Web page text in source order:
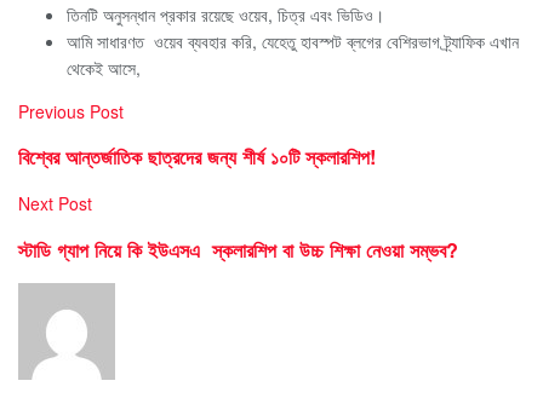
তিনটি অনুসন্ধান প্রকার রয়েছে ওয়েব, চিত্র এবং ভিডিও।
আমি সাধারণত ওয়েব ব্যবহার করি, যেহেতু হাবস্পট ব্লগের বেশিরভাগ ট্র্যাফিক এখান
থেকেই আসে,
Previous Post
বিশ্বের আন্তর্জাতিক ছাত্রদের জন্য শীর্ষ ১০টি স্কলারশিপ!
Next Post
স্টাডি গ্যাপ নিয়ে কি ইউএসএ স্কলারশিপ বা উচ্চ শিক্ষা নেওয়া সম্ভব?